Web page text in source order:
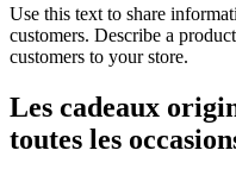
Use this text to share
customers. Describe a
customers to your store.
Les cadeaux
toutes les